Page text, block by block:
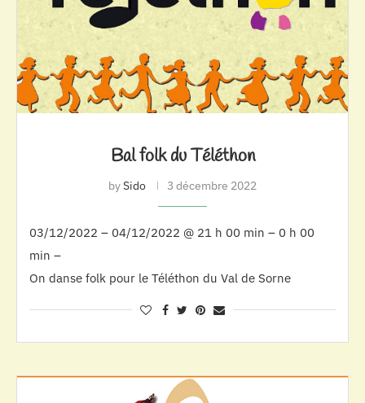
Bal folk du Téléthon
bySido 3 décembre 2022
03/12/2022 – 04/12/2022 @ 21 h 00 min – 0 h 00
min –
On danse folk pour le Téléthon du Val de Sorne